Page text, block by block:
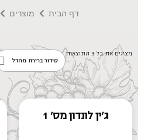
דף הבית מוצרים
מציגים את כל ⁦3⁩ התוצאות
ג'ין לונדון מס' 1